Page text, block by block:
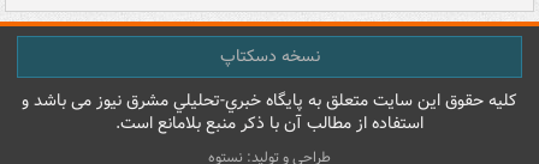
نسخه دسکتاپ
کليه حقوق اين سايت متعلق به پایگاه خبري-تحليلي مشرق نيوز می باشد و
استفاده از مطالب آن با ذکر منبع بلامانع است.
طراحی و تولید: نستوه